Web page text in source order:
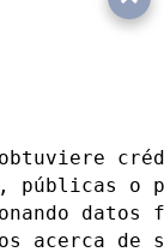
públicas o
datos
acerca de